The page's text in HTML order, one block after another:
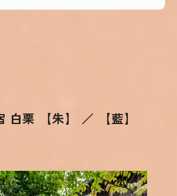
白栗 【朱】 ／ 【藍】